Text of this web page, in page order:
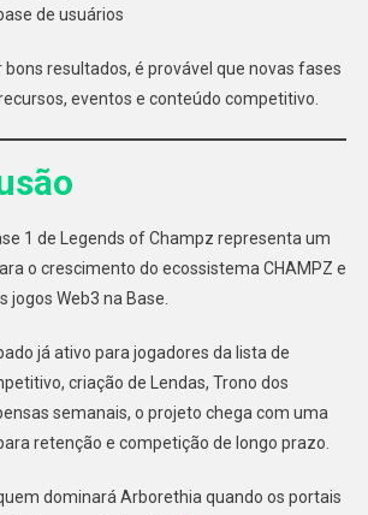
de usuários
bons resultados, é provável que novas fases
eventos e conteúdo competitivo.
1 de Legends of Champz representa um
o crescimento do ecossistema CHAMPZ e
jogos Web3 na Base.
já ativo para jogadores da lista de
criação de Lendas, Trono dos
semanais, o projeto chega com uma
retenção e competição de longo prazo.
dominará Arborethia quando os portais